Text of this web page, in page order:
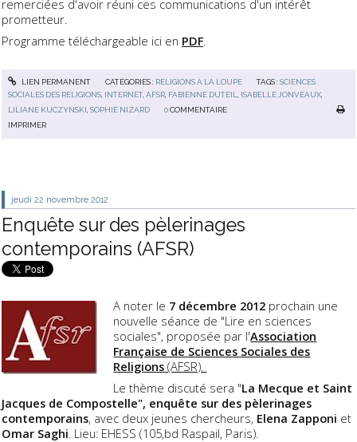
remerciées d'avoir réuni ces communications d'un intérêt
prometteur.
Programme téléchargeable ici en PDF
LIEN PERMANENT CATÉGORIES : RELIGIONS À LA LOUPE TAGS :SCIENCES
SOCIALES DES RELIGIONS, INTERNET,AFSR, FABIENNE DUTEIL, ISABELLE JONVEAUX,
LILIANE KUCZYNSKI ,SOPHIE NIZARD 0 COMMENTAIRE
IMPRIMER
jeudi 22 novembre 2012
Enquête sur des pèlerinages
contemporains (AFSR)
A noter le 7 décembre 2012 prochain une
nouvelle séance de "Lire en sciences
sociales", proposée par l'Association
Française de Sciences Sociales des
Religions (AFSR).
Le thème discuté sera "La Mecque et Saint
Jacques de Compostelle", enquête sur des pèlerinages
contemporains, avec deux jeunes chercheurs, Elena Zapponi et
Omar Saghi . Lieu: EHESS (105,bd Raspail, Paris).